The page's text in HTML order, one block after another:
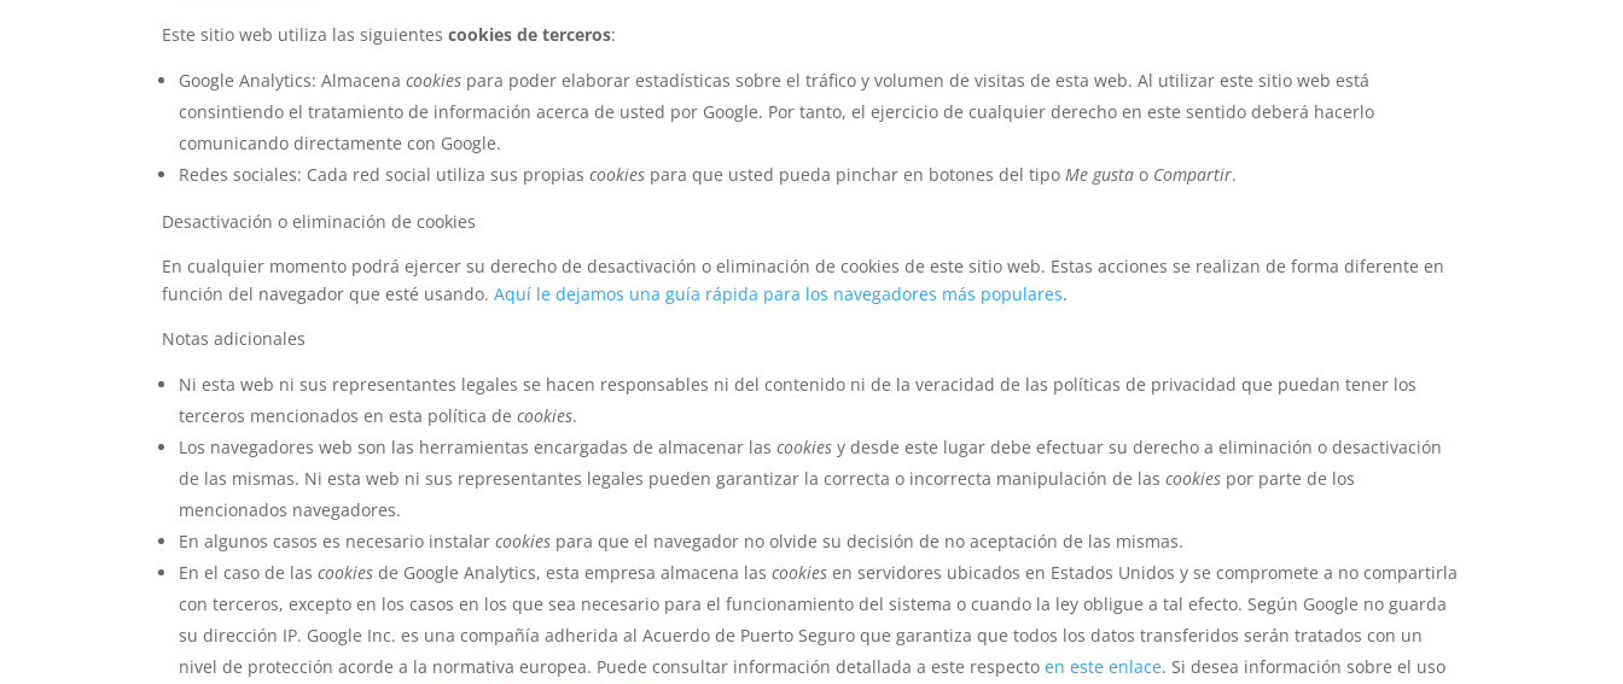
Este sitio web utiliza las siguientescookies de terceros:
Google Analytics: Almacenacookies para poder elaborar estadísticas sobre el tráfico y volumen de visitas de esta web. Al utilizar este sitio web está
consintiendo el tratamiento de información acerca de usted por Google. Por tanto, el ejercicio de cualquier derecho en este sentido deberá hacerlo
comunicando directamente con Google.
Redes sociales: Cada red social utiliza sus propiascookies para que usted pueda pinchar en botones del tipo Me gusta o Compartir.
Desactivación o eliminación de cookies
En cualquier momento podrá ejercer su derecho de desactivación o eliminación de cookies de este sitio web. Estas acciones se realizan de forma diferente en
función del navegador que esté usando.Aquí le dejamos una guía rápida para los navegadores más populares.
Notas adicionales
Ni esta web ni sus representantes legales se hacen responsables ni del contenido ni de la veracidad de las políticas de privacidad que puedan tener los
terceros mencionados en esta política decookies.
Los navegadores web son las herramientas encargadas de almacenar lascookies y desde este lugar debe efectuar su derecho a eliminación o desactivación
de las mismas. Ni esta web ni sus representantes legales pueden garantizar la correcta o incorrecta manipulación de lascookies por parte de los
mencionados navegadores.
En algunos casos es necesario instalarcookies para que el navegador no olvide su decisión de no aceptación de las mismas.
En el caso de lascookies de Google Analytics, esta empresa almacena lascookies en servidores ubicados en Estados Unidos y se compromete a no compartirla
con terceros, excepto en los casos en los que sea necesario para el funcionamiento del sistema o cuando la ley obligue a tal efecto. Según Google no guarda
su dirección IP. Google Inc. es una compañía adherida al Acuerdo de Puerto Seguro que garantiza que todos los datos transferidos serán tratados con un
nivel de protección acorde a la normativa europea. Puede consultar información detallada a este respectoen este enlace. Si desea información sobre el uso